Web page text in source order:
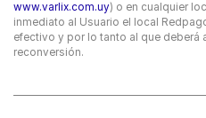
www.varlix.com.uy) o en cualquier
inmediato al Usuario el local
efectivo y por lo tanto al que deberá
reconversión.